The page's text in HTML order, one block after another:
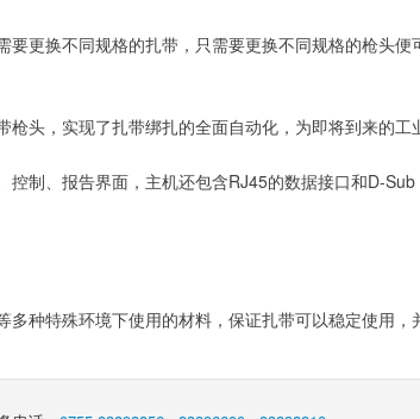
更换不同规格的扎带，只需要更换不同规格的枪头便
头，实现了扎带绑扎的全面自动化，为即将到来的
制、报告界面，主机还包含RJ45的数据接口和D-
种特殊环境下使用的材料，保证扎带可以稳定使用